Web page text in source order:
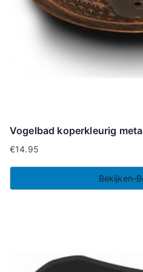
Vogelbad koperkleurig
€14.95
Bekijken-